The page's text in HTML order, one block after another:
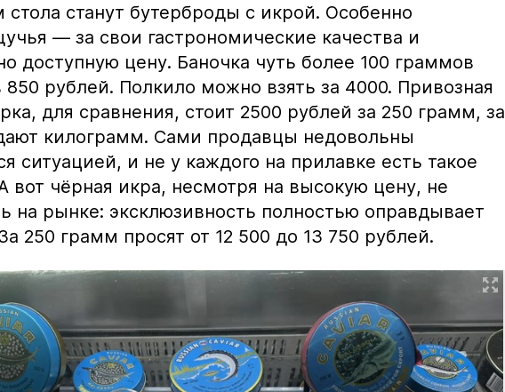
станут бутерброды с икрой. Особенно
— за свои гастрономические качества и
доступную цену. Баночка чуть более 100 граммов
850 рублей. Полкило можно взять за 4000. Привозная
для сравнения, стоит 2500 рублей за 250 грамм, за
килограмм. Сами продавцы недовольны
ситуацией, и не у каждого на прилавке есть такое
вот чёрная икра, несмотря на высокую цену, не
на рынке: эксклюзивность полностью оправдывает
250 грамм просят от 12 500 до 13 750 рублей.